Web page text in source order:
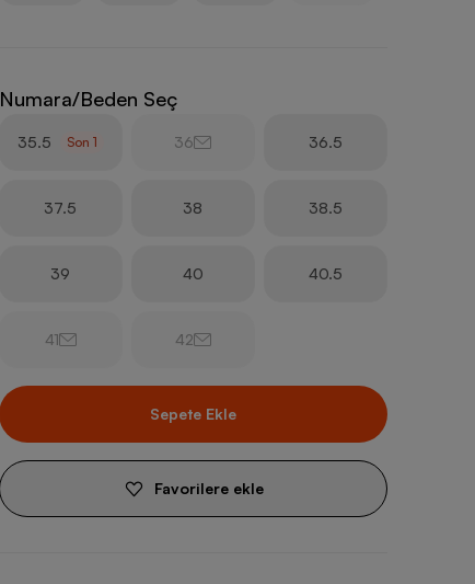
Numara/Beden Seç
35.5 Son 1 36 36.5
37.5 38 38.5
39 40 40.5
41 42
Sepete Ekle
Favorilere ekle